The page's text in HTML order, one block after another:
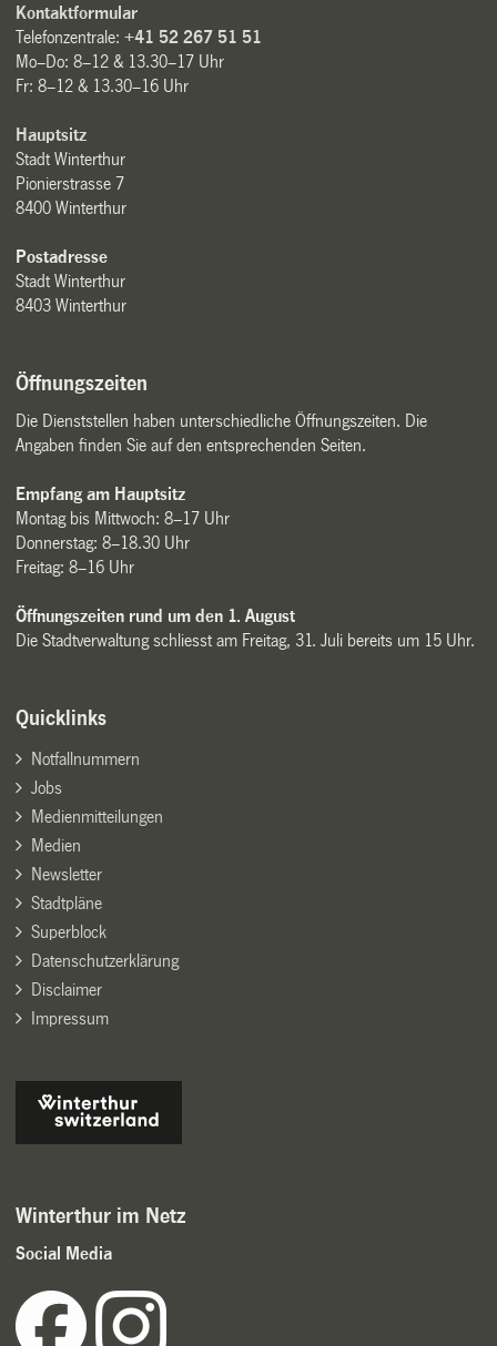
Kontaktformular
Telefonzentrale:+41 52 267 51 51
Mo–Do: 8–12 & 13.30–17 Uhr
Fr: 8–12 & 13.30–16 Uhr
Hauptsitz
Stadt Winterthur
Pionierstrasse 7
8400 Winterthur
Postadresse
Stadt Winterthur
8403 Winterthur
Öffnungszeiten
Die Dienststellen haben unterschiedliche Öffnungszeiten. Die
Angaben finden Sie auf den entsprechenden Seiten.
Empfang am Hauptsitz
Montag bis Mittwoch: 8–17 Uhr
Donnerstag: 8–18.30 Uhr
Freitag: 8–16 Uhr
Öffnungszeiten rund um den 1. August
Die Stadtverwaltung schliesst am Freitag, 31. Juli bereits um 15 Uhr.
Quicklinks
Notfallnummern
Jobs
Medienmitteilungen
Medien
Newsletter
Stadtpläne
Superblock
Datenschutzerklärung
Disclaimer
Impressum
Winterthur im Netz
Social Media